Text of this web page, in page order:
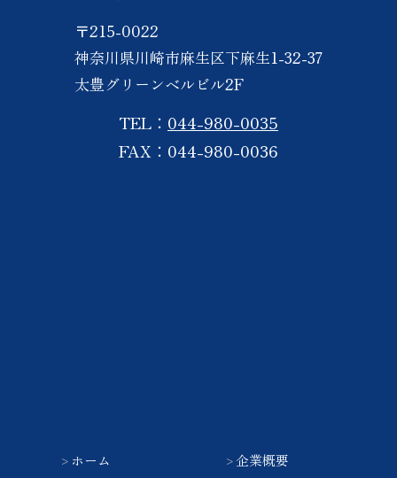
〒215-0022
神奈川県川崎市麻生区下麻生1-32-37
太豊グリーンベルビル2F
TEL： 044-980-0035
FAX：044-980-0036
ホーム 企業概要